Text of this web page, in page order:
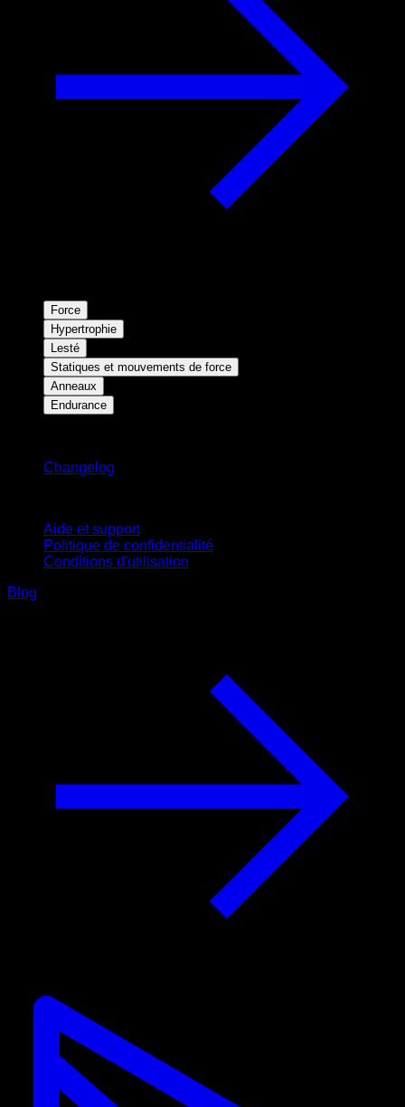
Force
Hypertrophie
Lesté
Statiques et mouvements de force
Anneaux
Endurance
Changelog
Aide et support
Politique de confidentialité
Conditions d'utilisation
Blog